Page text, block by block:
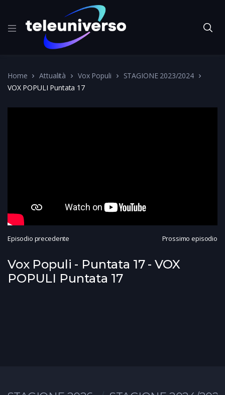
Home Attualità Vox Populi
STAGIONE 2023/2024
VOX POPULI Puntata 17
Episodio precedente Prossimo episodio
Vox Populi - Puntata 17 - VOX
POPULI Puntata 17